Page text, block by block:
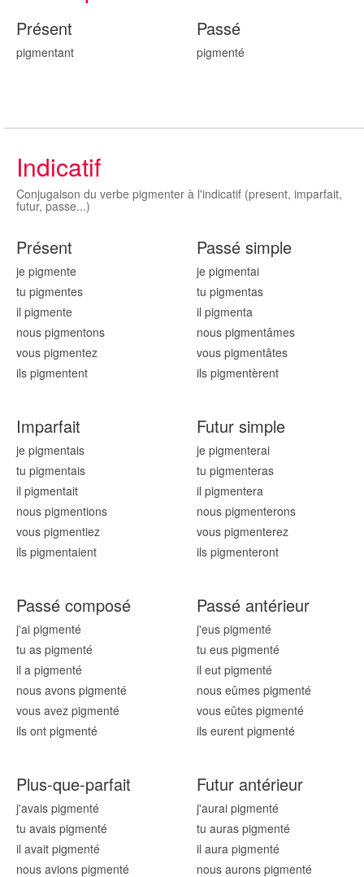
Présent
pigmentant
Passé
pigmenté
Indicatif
Conjugaison du verbe pigmenter à l'indicatif (present, imparfait,
futur, passe...)
Présent
je pigmente
tu pigmentes
il pigmente
nous pigmentons
vous pigmentez
ils pigmentent
Passé simple
je pigmentai
tu pigmentas
il pigmenta
nous pigmentâmes
vous pigmentâtes
ils pigmentèrent
Imparfait
je pigmentais
tu pigmentais
il pigmentait
nous pigmentions
vous pigmentiez
ils pigmentaient
Futur simple
je pigmenterai
tu pigmenteras
il pigmentera
nous pigmenterons
vous pigmenterez
ils pigmenteront
Passé composé
j'ai pigmenté
tu as pigmenté
il a pigmenté
nous avons pigmenté
vous avez pigmenté
ils ont pigmenté
Passé antérieur
j'eus pigmenté
tu eus pigmenté
il eut pigmenté
nous eûmes pigmenté
vous eûtes pigmenté
ils eurent pigmenté
Plus-que-parfait
j'avais pigmenté
tu avais pigmenté
il avait pigmenté
nous avions pigmenté
Futur antérieur
j'aurai pigmenté
tu auras pigmenté
il aura pigmenté
nous aurons pigmenté